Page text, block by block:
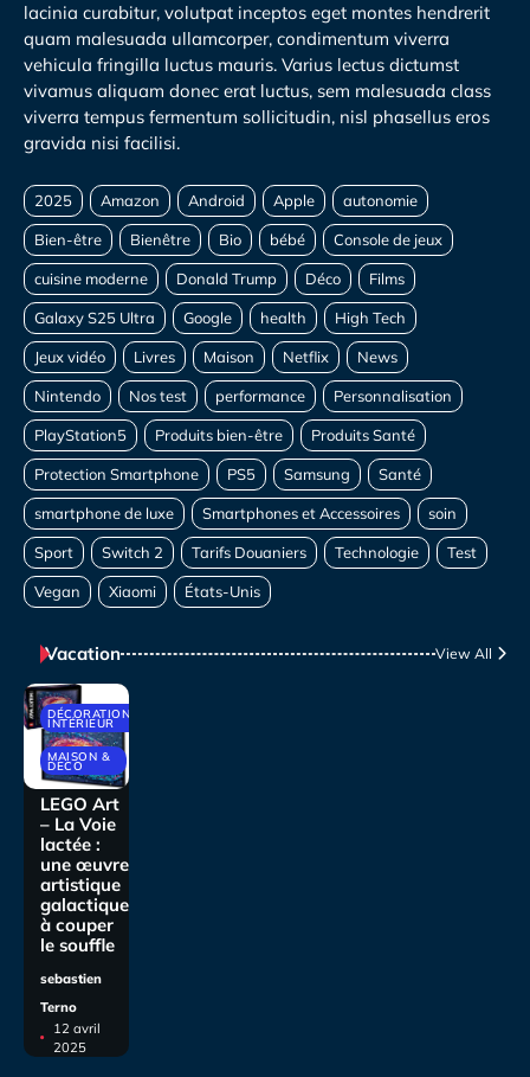
lacinia curabitur, volutpat inceptos eget montes hendrerit
quam malesuada ullamcorper, condimentum viverra
vehicula fringilla luctus mauris. Varius lectus dictumst
vivamus aliquam donec erat luctus, sem malesuada class
viverra tempus fermentum sollicitudin, nisl phasellus eros
gravida nisi facilisi.
Vacation View All
DÉCORATIONS
INTÉRIEUR
MAISON &
DECO
LEGO Art
– La Voie
lactée :
une œuvre
artistique
galactique
à couper
le souffle
sebastien
Terno
12 avril
2025